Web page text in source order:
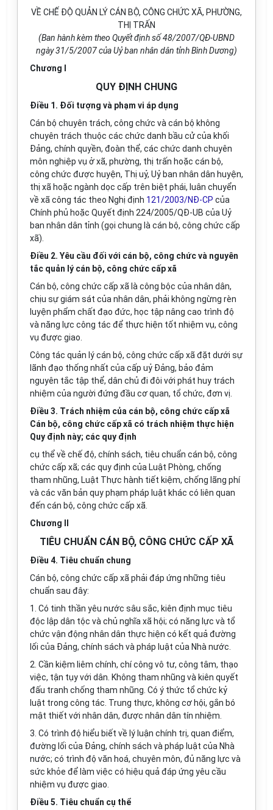
VỀ CHẾ ĐỘ QUẢN LÝ CÁN BỘ, CÔNG CHỨC XÃ, PHƯỜNG,
THỊ TRẤN
(Ban hành kèm theo Quyết định số 48/2007/QĐ-UBND
ngày 31/5/2007 của Uỷ ban nhân dân tỉnh Bình Dương)
Chương I
QUY ĐỊNH CHUNG
Điều 1. Đối tượng và phạm vi áp dụng
Cán bộ chuyên trách, công chức và cán bộ không
chuyên trách thuộc các chức danh bầu cử của khối
Đảng, chính quyền, đoàn thể, các chức danh chuyên
môn nghiệp vụ ở xã, phường, thị trấn hoặc cán bộ,
công chức được huyện, Thị uỷ, Uỷ ban nhân dân huyện,
thị xã hoặc ngành dọc cấp trên biệt phái, luân chuyển
về xã công tác theo Nghị định 121/2003/NĐ-CP của
Chính phủ hoặc Quyết định 224/2005/QĐ-UB của Uỷ
ban nhân dân tỉnh (gọi chung là cán bộ, công chức cấp
xã).
Điều 2. Yêu cầu đối với cán bộ, công chức và nguyên
tắc quản lý cán bộ, công chức cấp xã
Cán bộ, công chức cấp xã là công bộc của nhân dân,
chịu sự giám sát của nhân dân, phải không ngừng rèn
luyện phẩm chất đạo đức, học tập nâng cao trình độ
và năng lực công tác để thực hiện tốt nhiệm vụ, công
vụ được giao.
Công tác quản lý cán bộ, công chức cấp xã đặt dưới sự
lãnh đạo thống nhất của cấp uỷ Đảng, bảo đảm
nguyên tắc tập thể, dân chủ đi đôi với phát huy trách
nhiệm của người đứng đầu cơ quan, tổ chức, đơn vị.
Điều 3. Trách nhiệm của cán bộ, công chức cấp xã
Cán bộ, công chức cấp xã có trách nhiệm thực hiện
Quy định này; các quy định
cụ thể về chế độ, chính sách, tiêu chuẩn cán bộ, công
chức cấp xã; các quy định của Luật Phòng, chống
tham nhũng, Luật Thực hành tiết kiệm, chống lãng phí
và các văn bản quy phạm pháp luật khác có liên quan
đến cán bộ, công chức cấp xã.
Chương II
TIÊU CHUẨN CÁN BỘ, CÔNG CHỨC CẤP XÃ
Điều 4. Tiêu chuẩn chung
Cán bộ, công chức cấp xã phải đáp ứng những tiêu
chuẩn sau đây:
1. Có tinh thần yêu nước sâu sắc, kiên định mục tiêu
độc lập dân tộc và chủ nghĩa xã hội; có năng lực và tổ
chức vận động nhân dân thực hiện có kết quả đường
lối của Đảng, chính sách và pháp luật của Nhà nước.
2. Cần kiệm liêm chính, chí công vô tư, công tâm, thạo
việc, tận tụy với dân. Không tham nhũng và kiên quyết
đấu tranh chống tham nhũng. Có ý thức tổ chức kỷ
luật trong công tác. Trung thực, không cơ hội, gắn bó
mật thiết với nhân dân, được nhân dân tín nhiệm.
3. Có trình độ hiểu biết về lý luận chính trị, quan điểm,
đường lối của Đảng, chính sách và pháp luật của Nhà
nước; có trình độ văn hoá, chuyên môn, đủ năng lực và
sức khỏe để làm việc có hiệu quả đáp ứng yêu cầu
nhiệm vụ được giao.
Điều 5. Tiêu chuẩn cụ thể